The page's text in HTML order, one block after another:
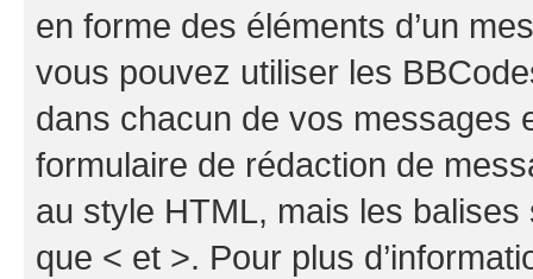
en forme des éléments d’un
vous pouvez utiliser les
dans chacun de vos messages
formulaire de rédaction de
au style HTML, mais les
que < et >. Pour plus